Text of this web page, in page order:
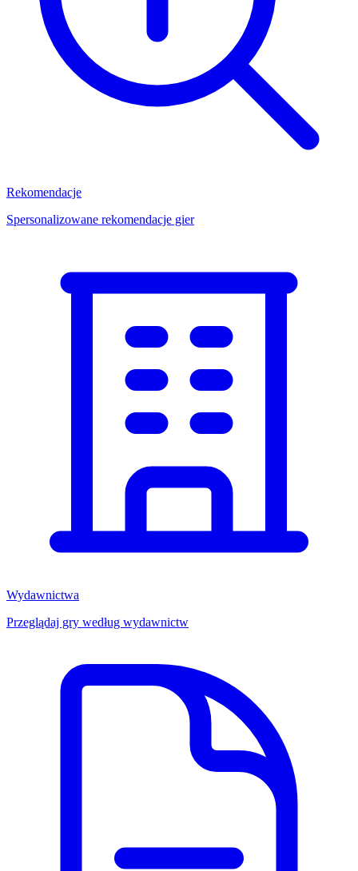
Rekomendacje
Spersonalizowane rekomendacje gier
Wydawnictwa
Przeglądaj gry według wydawnictw